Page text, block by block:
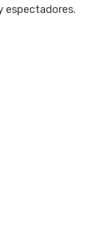
espectadores.